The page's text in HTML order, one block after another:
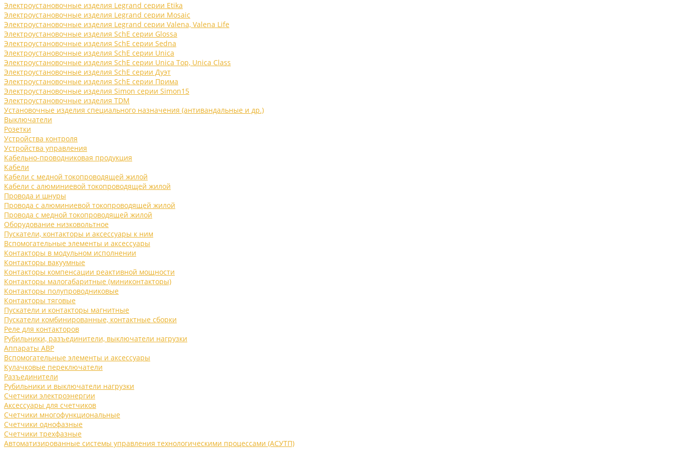
Электроустановочные изделия Legrand серии Etika
Электроустановочные изделия Legrand серии Mosaic
Электроустановочные изделия Legrand серии Valena, Valena Life
Электроустановочные изделия SchE серии Glossa
Электроустановочные изделия SchE серии Sedna
Электроустановочные изделия SchE серии Unica
Электроустановочные изделия SchE серии Unica Top, Unica Class
Электроустановочные изделия SchE серии Дуэт
Электроустановочные изделия SchE серии Прима
Электроустановочные изделия Simon серии Simon15
Электроустановочные изделия TDM
Установочные изделия специального назначения (антивандальные и др.)
Выключатели
Розетки
Устройства контроля
Устройства управления
Кабельно-проводниковая продукция
Кабели
Кабели с медной токопроводящей жилой
Кабели с алюминиевой токопроводящей жилой
Провода и шнуры
Провода с алюминиевой токопроводящей жилой
Провода с медной токопроводящей жилой
Оборудование низковольтное
Пускатели, контакторы и аксессуары к ним
Вспомогательные элементы и аксессуары
Контакторы в модульном исполнении
Контакторы вакуумные
Контакторы компенсации реактивной мощности
Контакторы малогабаритные (миниконтакторы)
Контакторы полупроводниковые
Контакторы тяговые
Пускатели и контакторы магнитные
Пускатели комбинированные, контактные сборки
Реле для контакторов
Рубильники, разъединители, выключатели нагрузки
Аппараты АВР
Вспомогательные элементы и аксессуары
Кулачковые переключатели
Разъединители
Рубильники и выключатели нагрузки
Счетчики электроэнергии
Аксессуары для счетчиков
Счетчики многофункциональные
Счетчики однофазные
Счетчики трехфазные
Автоматизированные системы управления технологическими процессами (АСУТП)